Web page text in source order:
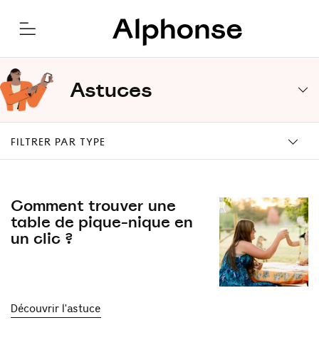
Astuces
FILTRER PAR TYPE
Comment trouver une
table de pique-nique en
un clic ?
Découvrir l'astuce